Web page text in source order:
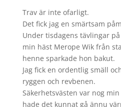
Trav är inte ofarligt.
Det fick jag en smärtsam
Under tisdagens tävlingar
min häst Merope Wik från
henne sparkade hon bakut.
Jag fick en ordentlig smäll
ryggen och revbenen.
Säkerhetsvästen var nog
hade det kunnat gå ännu